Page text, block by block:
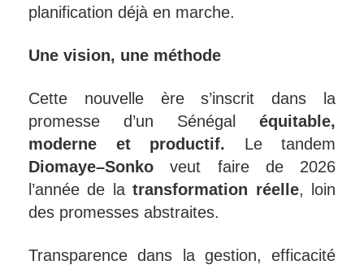
planification déjà en marche.
Une vision, une méthode
Cette nouvelle ère s’inscrit dans la
promesse d’un Sénégal équitable,
moderne et productif. Le tandem
Diomaye–Sonko veut faire de 2026
l’année de latransformation réelle, loin
des promesses abstraites.
Transparence dans la gestion, efficacité